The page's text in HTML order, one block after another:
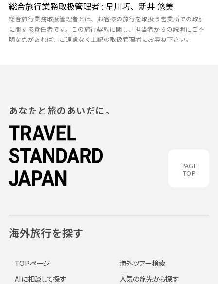
総合旅行業務取扱管理者 : 早川巧、新井 悠美
総合旅行業務取扱管理者とは、お客様の旅行を取扱う営業所での取引
に関する責任者です。この旅行契約に関し、担当者からの説明にご不
明な点があれば、ご遠慮なく上記の取扱管理者にお尋ね下さい。
PAGE
TOP
あなたと旅のあいだに。
海外旅行を探す
TOPページ
海外ツアー検索
AIに相談して探す
人気の旅先から探す